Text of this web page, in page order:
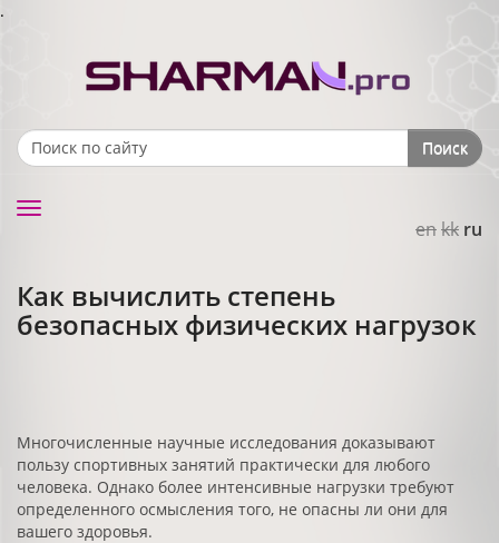
.
Search form Поиск
enkk ru
Toggle
Как вычислить степень
безопасных физических нагрузок
Многочисленные научные исследования доказывают
пользу спортивных занятий практически для любого
человека. Однако более интенсивные нагрузки требуют
определенного осмысления того, не опасны ли они для
вашего здоровья.